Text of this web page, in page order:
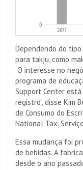
Dependendo do
para takju, como
“O interesse no
programa de
Support Center
registro”, disse Kim
de Consumo do
National Tax.
Essa mudança foi
de bebidas. A
desde o ano